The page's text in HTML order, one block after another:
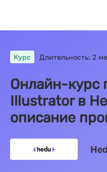
Курс Длительность: 2
Онлайн-курс
Illustrator в
описание